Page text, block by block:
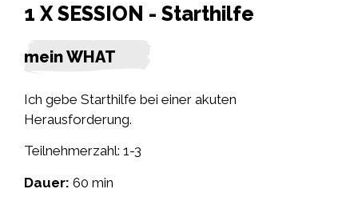
1 X SESSION - Starthilfe
mein WHAT
Ich gebe Starthilfe bei einer akuten
Herausforderung.
Teilnehmerzahl: 1-3
Dauer: 60 min